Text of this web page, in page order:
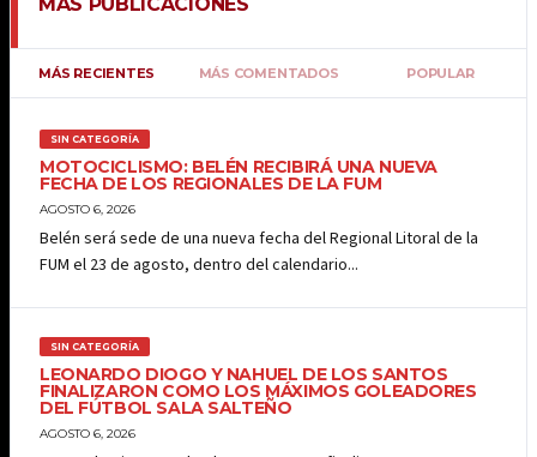
MÁS RECIENTES MÁS COMENTADOS POPULAR
SIN CATEGORÍA
MOTOCICLISMO: BELÉN RECIBIRÁ UNA NUEVA
FECHA DE LOS REGIONALES DE LA FUM
AGOSTO 6, 2026
Belén será sede de una nueva fecha del Regional Litoral de la
FUM el 23 de agosto, dentro del calendario...
SIN CATEGORÍA
LEONARDO DIOGO Y NAHUEL DE LOS SANTOS
FINALIZARON COMO LOS MÁXIMOS GOLEADORES
DEL FÚTBOL SALA SALTEÑO
AGOSTO 6, 2026